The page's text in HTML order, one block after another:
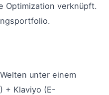
Optimization verknüpft.
unter einem
+ Klaviyo (E-